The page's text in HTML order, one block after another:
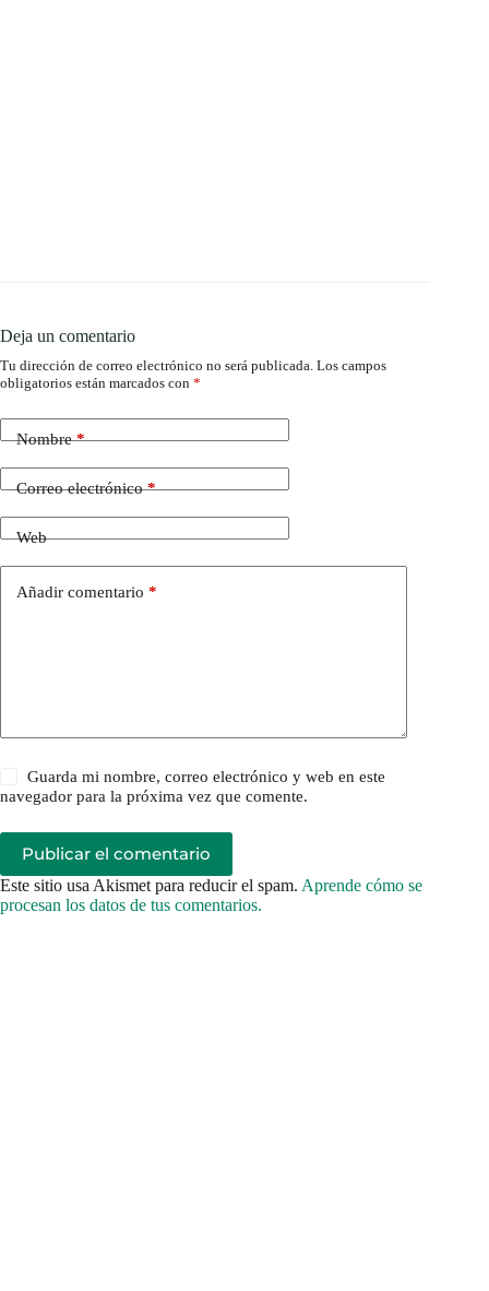
Deja un comentario
Tu dirección de correo electrónico no será publicada. Los campos
obligatorios están marcados con *
Nombre*
Correo electrónico*
Web
Añadir comentario *
Guarda mi nombre, correo electrónico y web en este
navegador para la próxima vez que comente.
Publicar el comentario
Este sitio usa Akismet para reducir el spam. Aprende cómo se
procesan los datos de tus comentarios.